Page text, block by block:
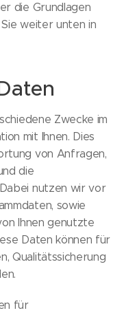
die Grundlagen
weiter unten in
Zwecke im
mit Ihnen. Dies
von Anfragen,
die
nutzen wir vor
sowie
Ihnen genutzte
Daten können für
Qualitätssicherung
für